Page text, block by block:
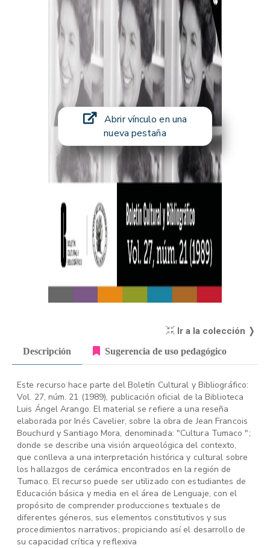
Abrir vínculo en una
nueva pestaña
Ir a la colección ❭
Descripción Sugerencia de uso pedagógico
Este recurso hace parte del Boletín Cultural y Bibliográfico:
Vol. 27, núm. 21 (1989), publicación oficial de la Biblioteca
Luis Ángel Arango. El material se refiere a una reseña
elaborada por Inés Cavelier, sobre la obra de Jean Francois
Bouchurd y Santiago Mora, denominada: "Cultura Tumaco ";
donde se describe una visión arqueológica del contexto,
que conlleva a una interpretación histórica y cultural sobre
los hallazgos de cerámica encontrados en la región de
Tumaco. El recurso puede ser utilizado con estudiantes de
Educación básica y media en el área de Lenguaje, con el
propósito de comprender producciones textuales de
diferentes géneros, sus elementos constitutivos y sus
procedimientos narrativos; propiciando así el desarrollo de
su capacidad crítica y reflexiva